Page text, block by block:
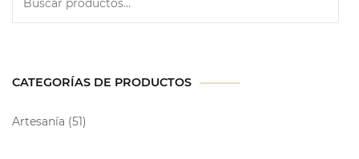
CATEGORÍAS DE PRODUCTOS
Artesanía (51)